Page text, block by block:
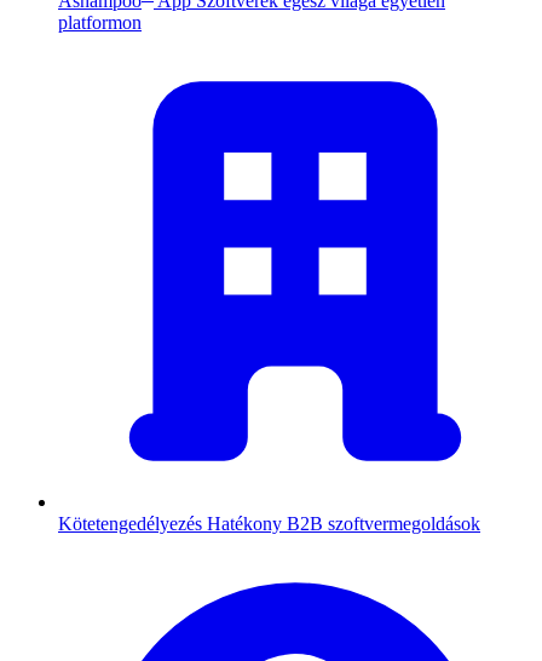
platformon
Kötetengedélyezés Hatékony B2B szoftvermegoldások